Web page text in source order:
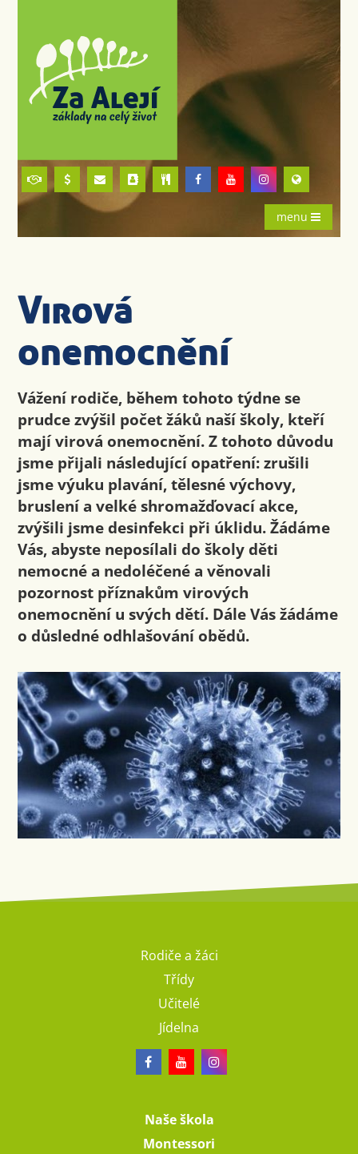
menu
Virová
onemocnění
Vážení rodiče, během tohoto týdne se
prudce zvýšil počet žáků naší školy, kteří
mají virová onemocnění. Z tohoto důvodu
jsme přijali následující opatření: zrušili
jsme výuku plavání, tělesné výchovy,
bruslení a velké shromažďovací akce,
zvýšili jsme desinfekci při úklidu. Žádáme
Vás, abyste neposílali do školy děti
nemocné a nedoléčené a věnovali
pozornost příznakům virových
onemocnění u svých dětí. Dále Vás žádáme
o důsledné odhlašování obědů.
Rodiče a žáci
Třídy
Učitelé
Jídelna
Naše škola
Montessori